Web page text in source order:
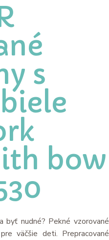
s
bow
byť nudné? Pekné vzorované
väčšie deti. Prepracované